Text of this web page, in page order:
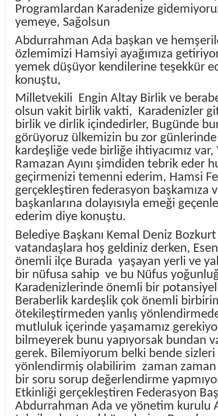
Programlardan Karadenize
yemeye, Sağolsun
Abdurrahman Ada başkan ve
özlemimizi Hamsiyi ayağımıza
yemek düşüyor kendilerine teşekkür
konuştu,
Milletvekili Engin Altay Birlik ve
olsun vakit birlik vakti, Karadenizler
birlik ve dirlik içindedirler, Bugünde
görüyoruz ülkemizin bu zor günlerinde
kardeşliğe vede birliğe ihtiyacımız var,
Ramazan Ayını şimdiden tebrik eder
geçirmenizi temenni ederim, Hamsi
gerçekleştiren federasyon başkamıza
başkanlarına dolayısıyla emeği
ederim diye konuştu.
Belediye Başkanı Kemal Deniz
vatandaşlara hoş geldiniz derken,
önemli ilçe Burada yaşayan yerli ve
bir nüfusa sahip ve bu Nüfus
Karadenizlerinde önemli bir
Beraberlik kardeşlik çok önemli
ötekileştirmeden yanlış
mutluluk içerinde yaşamamız
bilmeyerek bunu yapıyorsak bundan
gerek. Bilemiyorum belki bende sizleri
yönlendirmiş olabilirim zaman
bir soru sorup değerlendirme
Etkinliği gerçekleştiren Federasyon
Abdurrahman Ada ve yönetim kurulu